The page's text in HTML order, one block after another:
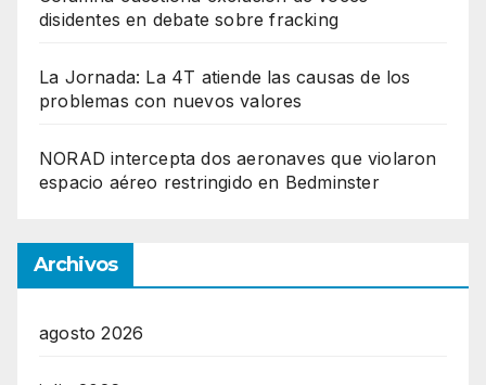
disidentes en debate sobre fracking
La Jornada: La 4T atiende las causas de los
problemas con nuevos valores
NORAD intercepta dos aeronaves que violaron
espacio aéreo restringido en Bedminster
Archivos
agosto 2026